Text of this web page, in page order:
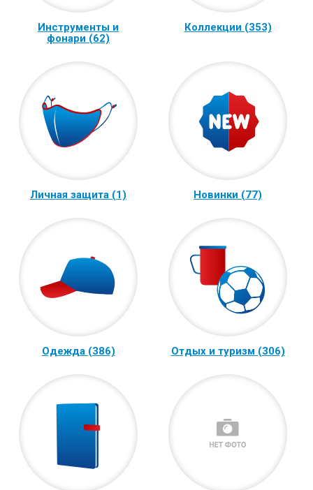
Инструменты и
фонари (62)
Коллекции (353)
Личная защита (1) Новинки (77)
Одежда (386) Отдых и туризм (306)